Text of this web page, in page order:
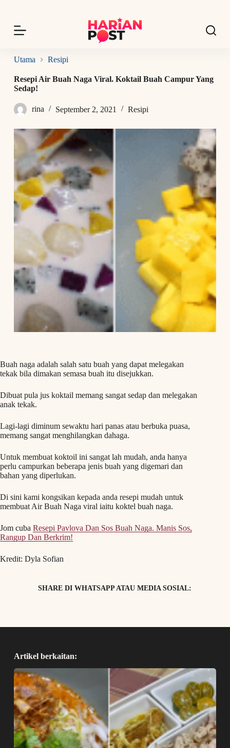
p
o
o
n
n
Utama Resipi
Resepi Air Buah Naga Viral. Koktail Buah Campur Yang
Sedap!
rina September 2, 2021 Resipi
Buah naga adalah salah satu buah yang dapat melegakan
tekak bila dimakan semasa buah itu disejukkan.
Dibuat pula jus koktail memang sangat sedap dan melegakan
anak tekak.
Lagi-lagi diminum sewaktu hari panas atau berbuka puasa,
memang sangat menghilangkan dahaga.
Untuk membuat koktoil ini sangat lah mudah, anda hanya
perlu campurkan beberapa jenis buah yang digemari dan
bahan yang diperlukan.
Di sini kami kongsikan kepada anda resepi mudah untuk
membuat Air Buah Naga viral iaitu koktel buah naga.
Jom cuba Resepi Pavlova Dan Sos Buah Naga. Manis Sos,
Rangup Dan Berkrim!
Kredit: Dyla Sofian
SHARE DI WHATSAPP ATAU MEDIA SOSIAL:
Artikel berkaitan: